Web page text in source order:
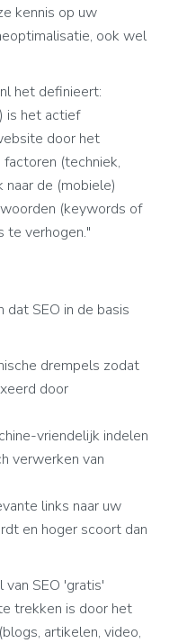
kennis op uw
ook wel
het definieert:
is het actief
door het
(techniek,
de (mobiele)
(keywords of
te verhogen."
SEO in de basis
drempels zodat
door
vriendelijk indelen
verwerken van
links naar uw
en hoger scoort dan
SEO 'gratis'
trekken is door het
artikelen, video,